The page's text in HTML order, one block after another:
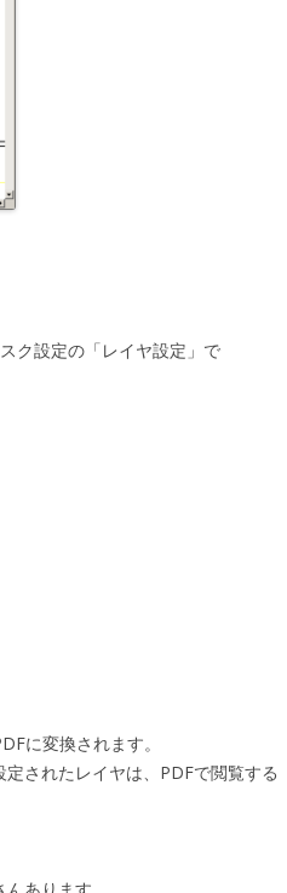
ク設定の「レイヤ設定」で
に変換されます。
されたレイヤは、PDFで閲覧する